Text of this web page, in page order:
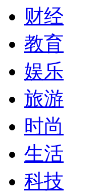
财经
教育
娱乐
旅游
时尚
生活
科技